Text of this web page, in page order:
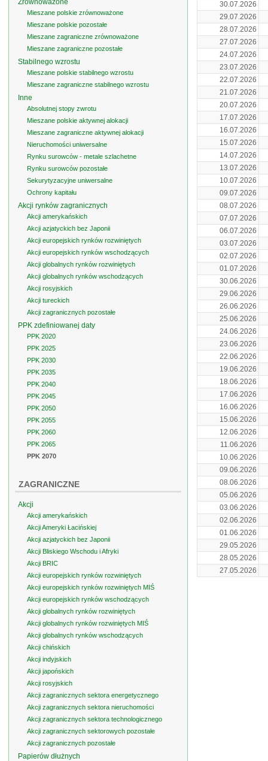
30.07.2026
29.07.2026
28.07.2026
27.07.2026
24.07.2026
23.07.2026
22.07.2026
21.07.2026
20.07.2026
17.07.2026
16.07.2026
15.07.2026
14.07.2026
13.07.2026
10.07.2026
09.07.2026
08.07.2026
07.07.2026
06.07.2026
03.07.2026
02.07.2026
01.07.2026
30.06.2026
29.06.2026
26.06.2026
25.06.2026
24.06.2026
23.06.2026
22.06.2026
19.06.2026
18.06.2026
17.06.2026
16.06.2026
15.06.2026
12.06.2026
11.06.2026
10.06.2026
09.06.2026
08.06.2026
05.06.2026
03.06.2026
02.06.2026
01.06.2026
29.05.2026
28.05.2026
27.05.2026
Zrównoważone
Mieszane polskie zrównoważone
Mieszane polskie pozostałe
Mieszane zagraniczne zrównoważone
Mieszane zagraniczne pozostałe
Stabilnego wzrostu
Mieszane polskie stabilnego wzrostu
Mieszane zagraniczne stabilnego wzrostu
Inne
Absolutnej stopy zwrotu
Mieszane polskie aktywnej alokacji
Mieszane zagraniczne aktywnej alokacji
Nieruchomości uniwersalne
Rynku surowców - metale szlachetne
Rynku surowców pozostałe
Sekurytyzacyjne uniwersalne
Ochrony kapitału
Akcji rynków zagranicznych
Akcji amerykańskich
Akcji azjatyckich bez Japonii
Akcji europejskich rynków rozwiniętych
Akcji europejskich rynków wschodzących
Akcji globalnych rynków rozwiniętych
Akcji globalnych rynków wschodzących
Akcji rosyjskich
Akcji tureckich
Akcji zagranicznych pozostałe
PPK zdefiniowanej daty
PPK 2020
PPK 2025
PPK 2030
PPK 2035
PPK 2040
PPK 2045
PPK 2050
PPK 2055
PPK 2060
PPK 2065
PPK 2070
ZAGRANICZNE
Akcji
Akcji amerykańskich
Akcji Ameryki Łacińskiej
Akcji azjatyckich bez Japonii
Akcji Bliskiego Wschodu i Afryki
Akcji BRIC
Akcji europejskich rynków rozwiniętych
Akcji europejskich rynków rozwiniętych MIŚ
Akcji europejskich rynków wschodzących
Akcji globalnych rynków rozwiniętych
Akcji globalnych rynków rozwiniętych MIŚ
Akcji globalnych rynków wschodzących
Akcji chińskich
Akcji indyjskich
Akcji japońskich
Akcji rosyjskich
Akcji zagranicznych sektora energetycznego
Akcji zagranicznych sektora nieruchomości
Akcji zagranicznych sektora technologicznego
Akcji zagranicznych sektorowych pozostałe
Akcji zagranicznych pozostałe
Papierów dłużnych